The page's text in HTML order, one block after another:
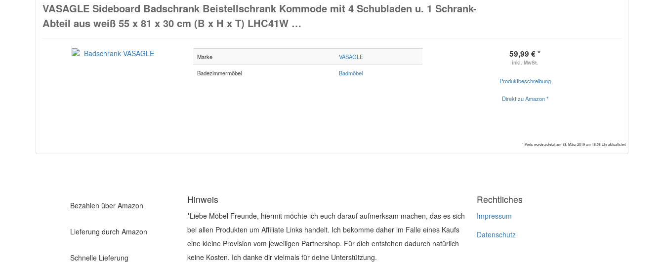
VASAGLE Sideboard Badschrank Beistellschrank Kommode mit 4 Schubladen u. 1 Schrank-
Abteil aus weiß 55 x 81 x 30 cm (B x H x T) LHC41W …
Marke VASAGLE
Badezimmermöbel Badmöbel
59,99 € *
inkl. MwSt.
Produktbeschreibung
Direkt zu Amazon *
* Preis wurde zuletzt am 13. März 2019 um 16:58 Uhr aktualisiert
Bezahlen über Amazon
Lieferung durch Amazon
Schnelle Lieferung
Hinweis
*Liebe Möbel Freunde, hiermit möchte ich euch darauf aufmerksam machen, das es sich
bei allen Produkten um Affiliate Links handelt. Ich bekomme daher im Falle eines Kaufs
eine kleine Provision vom jeweiligen Partnershop. Für dich entstehen dadurch natürlich
keine Kosten. Ich danke dir vielmals für deine Unterstützung.
Rechtliches
Impressum
Datenschutz